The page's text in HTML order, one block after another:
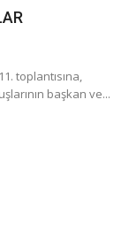
toplantısına,
başkan ve...